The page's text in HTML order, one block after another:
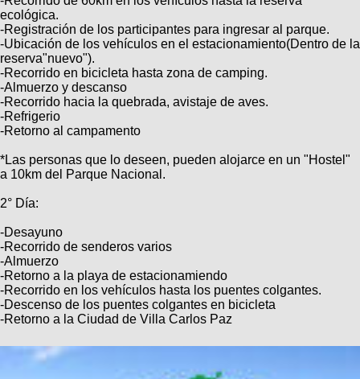
BMX
Ruta,
triatlon
De
todo
Retro
Enduro
Ranking
Fotos
del
DÃA
Fotos
votadas
Categorias
COMPRO
CANJE
Mi
ReputaciÃ³n
Mis
Mis
Ventas
Freerider
TÃ©cnica
MecÃ¡nica
Robadas
Noticias
Salidas
Operadores
de
cicloturismo
Relatos
de
viajes
Foro
de
Usuarios
Ãšltimos
Buscar
Mis
Amigos
Actividad
de
ecológica.
-Registración de los participantes para ingresar al parque.
-Ubicación de los vehículos en el estacionamiento(Dentro de la
reserva"nuevo").
-Recorrido en bicicleta hasta zona de camping.
-Almuerzo y descanso
-Recorrido hacia la quebrada, avistaje de aves.
-Refrigerio
-Retorno al campamento
*Las personas que lo deseen, pueden alojarce en un "Hostel"
a 10km del Parque Nacional.
2° Día:
-Desayuno
-Recorrido de senderos varios
-Almuerzo
-Retorno a la playa de estacionamiendo
-Recorrido en los vehículos hasta los puentes colgantes.
-Descenso de los puentes colgantes en bicicleta
-Retorno a la Ciudad de Villa Carlos Paz